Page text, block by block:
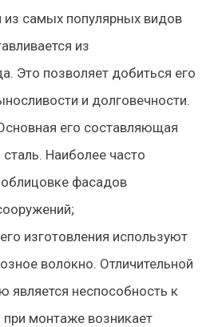
самых популярных видов
из
Это позволяет добиться его
и долговечности.
его составляющая
Наиболее часто
фасадов
изготовления используют
волокно. Отличительной
является неспособность к
монтаже возникает